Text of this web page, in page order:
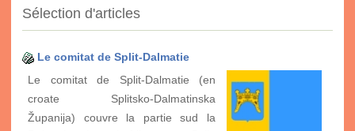
Sélection d'articles
Le comitat de Split-Dalmatie
Le comitat de Split-Dalmatie (en
croate Splitsko-Dalmatinska
Županija) couvre la partie sud la